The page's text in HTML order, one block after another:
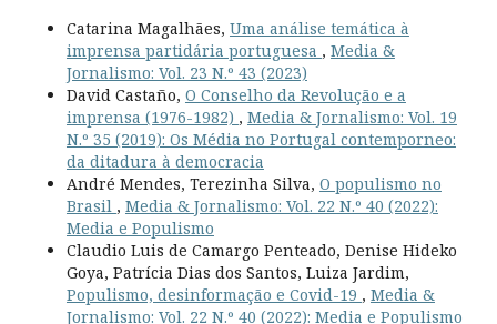
Catarina Magalhães, Uma análise temática à
imprensa partidária portuguesa , Media &
Jornalismo: Vol. 23 N.º 43 (2023)
David Castaño, O Conselho da Revolução e a
imprensa (1976-1982) , Media & Jornalismo: Vol. 19
N.º 35 (2019): Os Média no Portugal contemporneo:
da ditadura à democracia
André Mendes, Terezinha Silva, O populismo no
Brasil , Media & Jornalismo: Vol. 22 N.º 40 (2022):
Media e Populismo
Claudio Luis de Camargo Penteado, Denise Hideko
Goya, Patrícia Dias dos Santos, Luiza Jardim,
Populismo, desinformação e Covid-19 , Media &
Jornalismo: Vol. 22 N.º 40 (2022): Media e Populismo